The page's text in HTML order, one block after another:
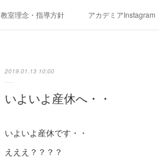
教室理念・指導方針 アカデミアInstagram
2019.01.13 10:00
いよいよ産休へ・・
いよいよ産休です・・
えええ？？？？